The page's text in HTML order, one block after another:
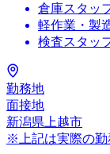
倉庫スタッ
軽作業・製
検査スタッ
勤務地
面接地
新潟県上越市
※上記は実際の勤